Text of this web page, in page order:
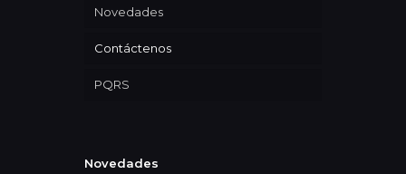
Novedades
Contáctenos
PQRS
Novedades